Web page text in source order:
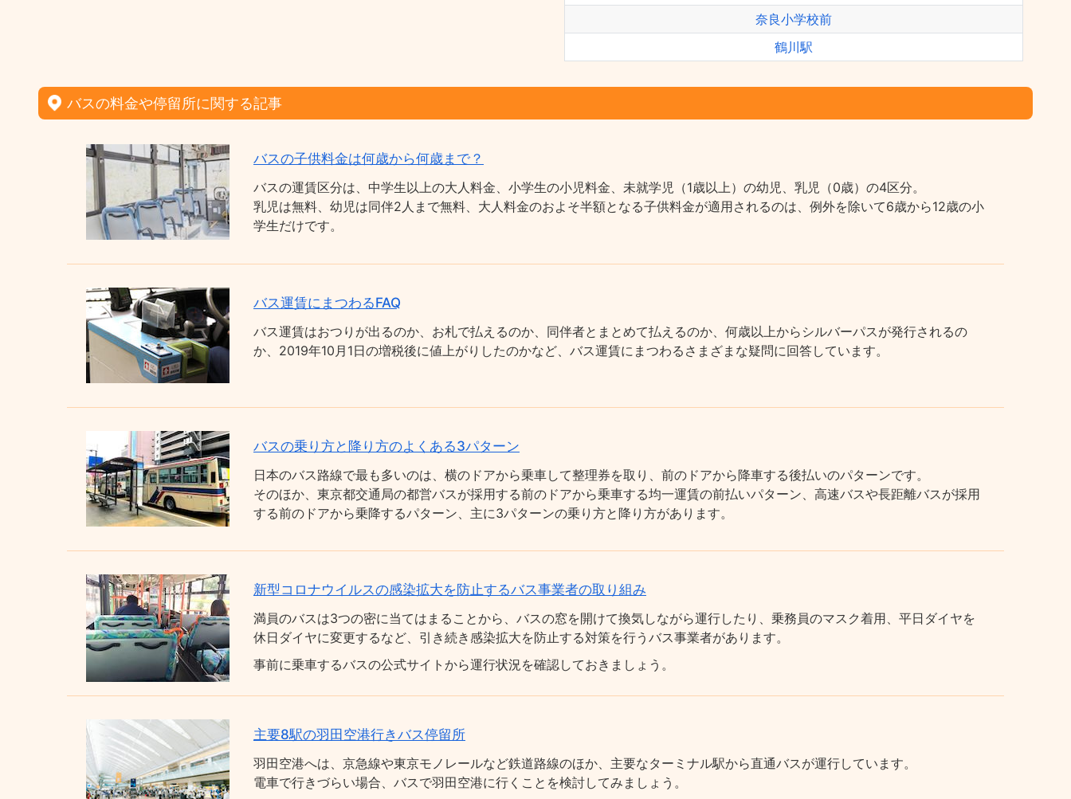
奈良小学校前
鶴川駅
バスの料金や停留所に関する記事
バスの子供料金は何歳から何歳まで？
バスの運賃区分は、中学生以上の大人料金、小学生の小児料金、未就学児（1歳以上）の幼児、乳児（0歳）の4区分。
乳児は無料、幼児は同伴2人まで無料、大人料金のおよそ半額となる子供料金が適用されるのは、例外を除いて6歳から12歳の小
学生だけです。
バス運賃にまつわるFAQ
バス運賃はおつりが出るのか、お札で払えるのか、同伴者とまとめて払えるのか、何歳以上からシルバーパスが発行されるの
か、2019年10月1日の増税後に値上がりしたのかなど、バス運賃にまつわるさまざまな疑問に回答しています。
バスの乗り方と降り方のよくある3パターン
日本のバス路線で最も多いのは、横のドアから乗車して整理券を取り、前のドアから降車する後払いのパターンです。
そのほか、東京都交通局の都営バスが採用する前のドアから乗車する均一運賃の前払いパターン、高速バスや長距離バスが採用
する前のドアから乗降するパターン、主に3パターンの乗り方と降り方があります。
新型コロナウイルスの感染拡大を防止するバス事業者の取り組み
満員のバスは3つの密に当てはまることから、バスの窓を開けて換気しながら運行したり、乗務員のマスク着用、平日ダイヤを
休日ダイヤに変更するなど、引き続き感染拡大を防止する対策を行うバス事業者があります。
事前に乗車するバスの公式サイトから運行状況を確認しておきましょう。
主要8駅の羽田空港行きバス停留所
羽田空港へは、京急線や東京モノレールなど鉄道路線のほか、主要なターミナル駅から直通バスが運行しています。
電車で行きづらい場合、バスで羽田空港に行くことを検討してみましょう。